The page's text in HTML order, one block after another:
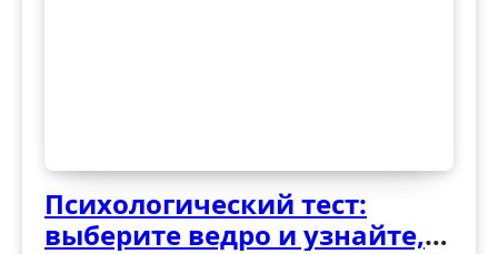
Психологический тест:
выберите ведро и узнайте,